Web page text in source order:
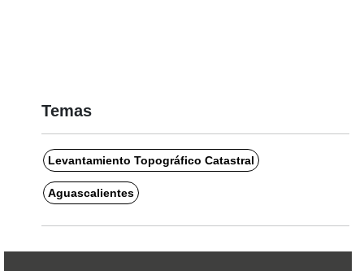
Temas
Levantamiento Topográfico Catastral
Aguascalientes